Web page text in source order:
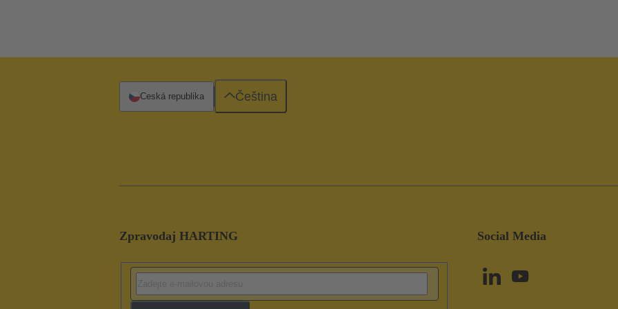
Zpravodaj HARTING Social Media
Česká republika Čeština